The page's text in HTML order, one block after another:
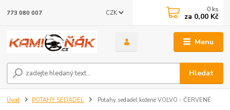
Menu
CZK
Hledat
773 080 007 0 ks
za 0,00 Kč
Úvod POTAHY SEDADEL Potahy sedadel kožené VOLVO - ČERVENÉ